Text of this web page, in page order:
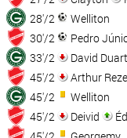
28'/2
Welliton
30'/2
Pedro
33'/2
David
45'/2
Arthur
45'/2
Welliton
45'/2
Deivid